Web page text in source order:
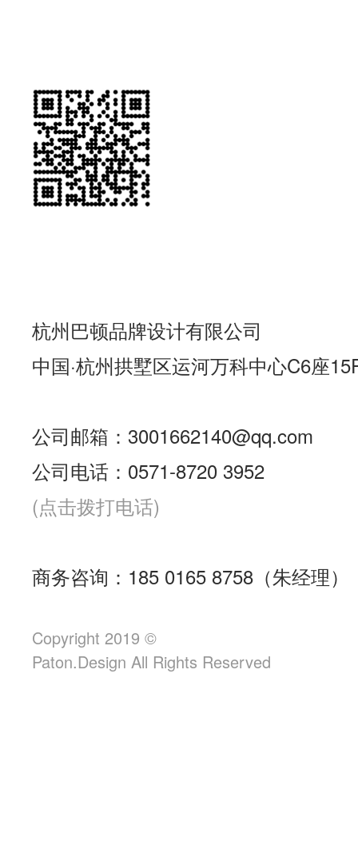
杭州巴顿品牌设计有限公司
中国·杭州拱墅区运河万科中心C6座
公司邮箱：3001662140@qq.com
公司电话：0571-8720 3952
(点击拨打电话)
商务咨询：185 0165 8758（朱经理）
Copyright 2019 ©
Paton.Design All Rights Reserved